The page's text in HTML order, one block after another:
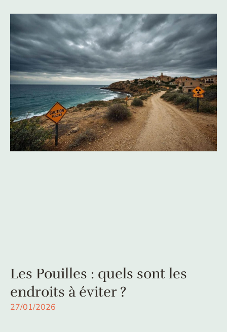
Les Pouilles : quels sont les
endroits à éviter ?
27/01/2026